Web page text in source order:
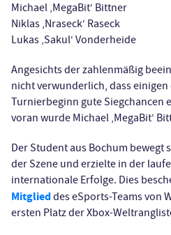
Michael ‚MegaBit‘ Bittner
Niklas ‚Nraseck‘ Raseck
Lukas ‚Sakul‘ Vonderheide
Angesichts der zahlenmäßig
nicht verwunderlich, dass
Turnierbeginn gute Siegchancen
voran wurde Michael ‚MegaBit‘
Der Student aus Bochum bewegt
der Szene und erzielte in der
internationale Erfolge. Dies
Mitglieddes eSports-Teams von
ersten Platz der Xbox-